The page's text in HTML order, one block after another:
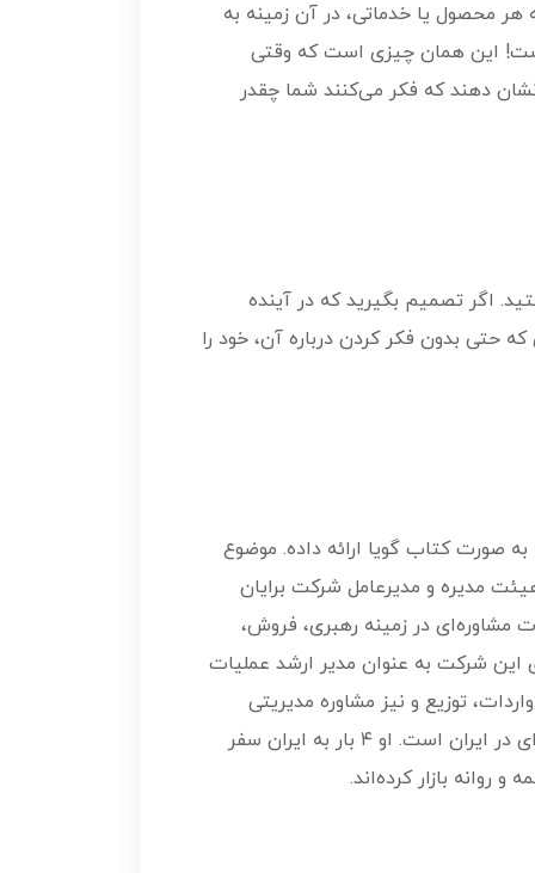
هر محصول یا خدماتی، در آن زمینه به
است! این همان چیزی است که وقتی
دهند که فکر می‌کنند شما چقدر
اگر تصمیم بگیرید که در آینده
حتی بدون فکر کردن درباره آن، خود را
را به صورت کتاب گویا ارائه داده. موضوع
مدیره و مدیرعامل شرکت برایان
شرکت به ارائه خدمات مشاوره‌ای در زمینه رهبری، فروش،
این شرکت به عنوان مدیر ارشد عملیات
توزیع و نیز مشاوره مدیریتی
فعالیت داشته‌است. او تاکنون ده‌ها کتاب نگاشته‌است. آثار او بدون اجازه یکی از پایه‌های اصلی بازاریابی شبکه‌ای در ایران است. او ۴ بار به ایران سفر
روانه بازار کرده‌اند.